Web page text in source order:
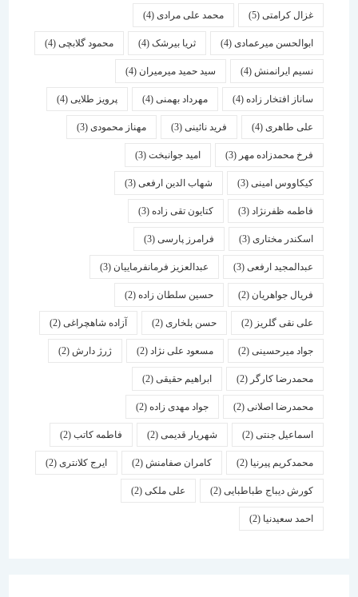
غزال کرامتی(5) محمد علی مرادی(4)
ابوالحسن میرعمادی(4) ثریا بیرشک(4) محمود گلابچی(4)
نسیم ایرانمنش(4) سید حمید میرمیران(4)
ساناز افتخار زاده(4) مهرداد بهمنی (4) پرویز طلایی(4)
علی طاهری(4) فرید نائینی(3) مهناز محمودی(3)
فرخ محمدزاده مهر(3) امید جوانبخت(3)
کیکاووس امینی(3) شهاب الدین ارفعی(3)
فاطمه ظفرنژاد(3) کتایون تقی زاده(3)
اسكندر مختاری (3) فرامرز پارسی(3)
عبدالمجید ارفعی(3) عبدالعزیز فرمانفرماییان(3)
فریال جواهریان(2) حسین سلطان زاده(2)
علی نقی گلریز(2) حسن بلخاری(2) آزاده شاهچراغی(2)
جواد میرحسینی(2) مسعود علی نژاد(2) ژرژ دارش (2)
محمدرضا کارگر(2) ابراهیم حقیقی(2)
محمدرضا اصلانی(2) جواد مهدی زاده(2)
اسماعیل جنتی(2) شهریار قدیمی(2) فاطمه کاتب(2)
محمدکریم پیرنیا (2) کامران صفامنش(2) ایرج کلانتری (2)
کورش دیباج طباطبایی(2) علی ملکی(2)
احمد سعیدنیا (2)